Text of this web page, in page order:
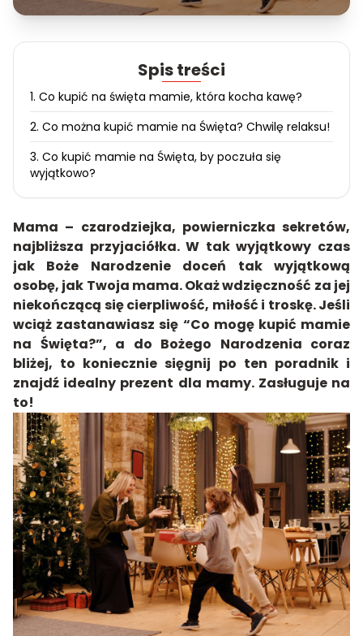
Spis treści
1. Co kupić na święta mamie, która kocha kawę?
2. Co można kupić mamie na Święta? Chwilę relaksu!
3. Co kupić mamie na Święta, by poczuła się
wyjątkowo?
Mama – czarodziejka, powierniczka sekretów,
najbliższa przyjaciółka. W tak wyjątkowy czas
jak Boże Narodzenie doceń tak wyjątkową
osobę, jak Twoja mama. Okaż wdzięczność za jej
niekończącą się cierpliwość, miłość i troskę. Jeśli
wciąż zastanawiasz się “Co mogę kupić mamie
na Święta?”, a do Bożego Narodzenia coraz
bliżej, to koniecznie sięgnij po ten poradnik i
znajdź idealny prezent dla mamy. Zasługuje na
to!